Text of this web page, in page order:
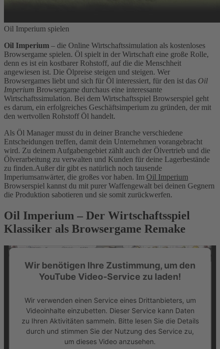
Oil Imperium spielen
Oil Imperium – die Online Wirtschaftssimulation als kostenloses
Browsergame spielen. Öl spielt in der Wirtschaft eine große Rolle,
denn es ist ein kostbarer Rohstoff, auf die die Menschheit
angewiesen ist. Die Ölpreise steigen und steigen. Wer
Browsergames liebt und sich für Öl interessiert, für den ist das Oil
Imperium Browsergame durchaus eine interessante
Wirtschaftssimulation. Bei dem Wirtschaftsspiel Browserspiel geht
es darum, ein erfolgreiches Geschäftsimperium zu gründen, der mit
den wertvollen Rohstoff Öl handelt.
Als Öl Manager musst du in deiner Branche verschiedene
Entscheidungen treffen, damit dein Unternehmen vorangebracht
wird. Zu deinem Aufgabengebiet zählt auch der Ölvertrieb und die
Ölverarbeitung zu verwalten und Kunden für deine Lagerbestände
zu finden.Außer dir gibt es natürlich noch tausende
Imperiumsanwärter, die großes vor haben. Im Oil Imperium
Browserspiel kannst du mit purer Waffengewalt bei deinen Gegnern
die Produktion sabotieren und sie somit zurückwerfen.
Oil Imperium – Der Wirtschaftsspiel
Klassiker als Browsergame Remake
Wir benötigen Ihre Zustimmung, um den
YouTube Video-Service zu laden!
Wir verwenden einen Service eines Drittanbieters, um
Videoinhalte einzubetten. Dieser Service kann Daten
zu Ihren Aktivitäten sammeln. Bitte lesen Sie die Details
durch und stimmen Sie der Nutzung des Service zu,
um dieses Video anzusehen.